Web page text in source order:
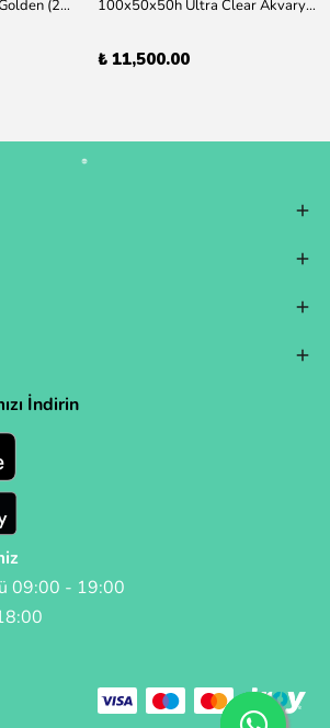
"MasterLine All In One Golden (200 ml) Daha yüksek zorluk derecesine sahip bitkiler için Özel formül Tam Besin " 100x50x50h Ultra Clear Akvaryum 10mm 90derece Birleşim /Sadece Otobüs Kargosu ile Gönderim Yapılır !
₺ 11,500.00
İndirin
09:00 - 19:00